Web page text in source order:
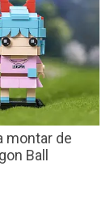
montar de
Ball